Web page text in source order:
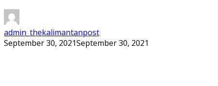
admin_thekalimantanpost
September 30, 2021September 30, 2021